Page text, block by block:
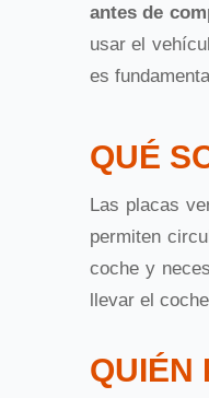
antes de
usar el
es
QUÉ
Las placas
permiten
coche y
llevar el
QUIÉN